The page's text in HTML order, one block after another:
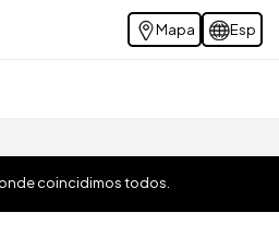
Mapa Esp
coincidimos todos.